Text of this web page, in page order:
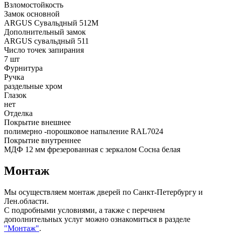
Взломостойкость
Замок основной
ARGUS Сувальдный 512М
Дополнительный замок
ARGUS сувальдный 511
Число точек запирания
7 шт
Фурнитура
Ручка
раздельные хром
Глазок
нет
Отделка
Покрытие внешнее
полимерно -порошковое напыление RAL7024
Покрытие внутреннее
МДФ 12 мм фрезерованная с зеркалом Сосна белая
Монтаж
Мы осуществляем монтаж дверей по Санкт-Петербургу и
Лен.области.
С подробными условиями, а также с перечнем
дополнительных услуг можно ознакомиться в разделе
"Монтаж".